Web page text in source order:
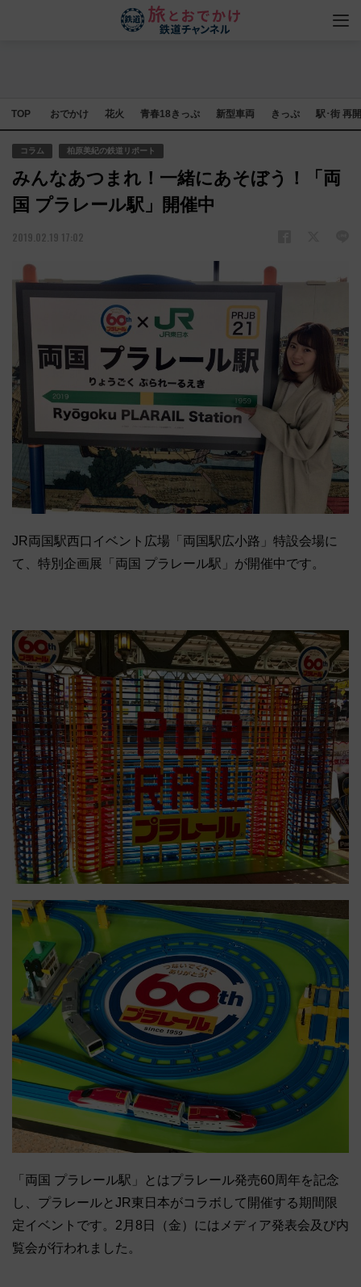
TOP おでかけ 花火 青春18きっぷ 新型車両 きっぷ 駅･街 再
コラム 柏原美紀の鉄道リポート
みんなあつまれ！一緒にあそぼう！「両
国 プラレール駅」開催中
2019.02.19 17:02
JR両国駅西口イベント広場「両国駅広小路」特設会場に
て、特別企画展「両国 プラレール駅」が開催中です。
「両国 プラレール駅」とはプラレール発売60周年を記念
し、プラレールとJR東日本がコラボして開催する期間限
定イベントです。2月8日（金）にはメディア発表会及び内
覧会が行われました。